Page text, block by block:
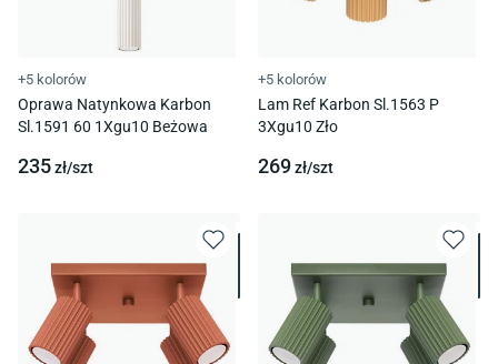
+5 kolorów
Oprawa Natynkowa Karbon
Sl.1591 60 1Xgu10 Beżowa
235zł/szt
+5 kolorów
Lam Ref Karbon Sl.1563 P
3Xgu10 Zło
269zł/szt